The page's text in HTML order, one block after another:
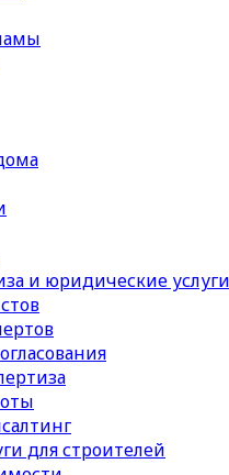
и юридические услуги
для строителей